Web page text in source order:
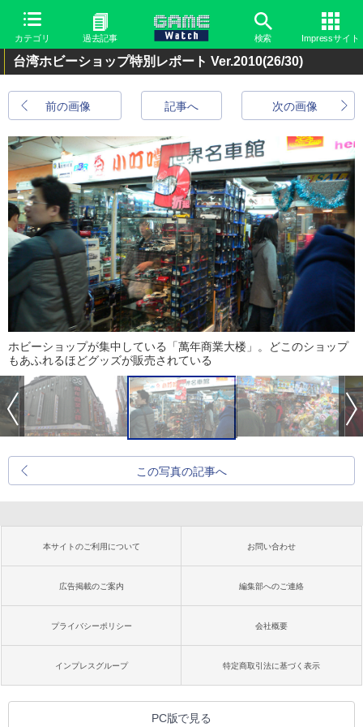
カテゴリ 過去記事 検索 Impressサイト
台湾ホビーショップ特別レポート Ver.2010(26/30)
前の画像 次の画像
記事へ
ホビーショップが集中している「萬年商業大楼」。どこのショップ
もあふれるほどグッズが販売されている
この写真の記事へ
本サイトのご利用について お問い合わせ
広告掲載のご案内 編集部へのご連絡
プライバシーポリシー 会社概要
インプレスグループ 特定商取引法に基づく表示
PC版で見る